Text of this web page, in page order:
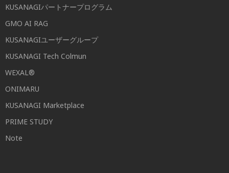
KUSANAGIパートナープログラム
GMO AI RAG
KUSANAGIユーザーグループ
KUSANAGI Tech Colmun
WEXAL®
ONIMARU
KUSANAGI Marketplace
PRIME STUDY
Note